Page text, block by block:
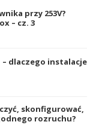
przy 253V?
– cz. 3
dlaczego instalacje
skonfigurować,
rozruchu?